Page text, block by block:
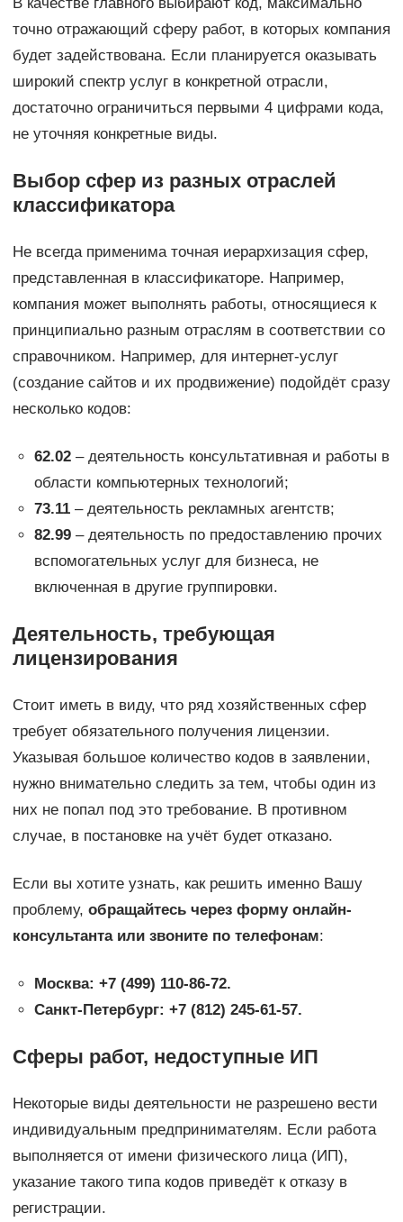
точно отражающий сферу работ, в которых компания
будет задействована. Если планируется оказывать
широкий спектр услуг в конкретной отрасли,
достаточно ограничиться первыми 4 цифрами кода,
не уточняя конкретные виды.
Выбор сфер из разных отраслей
классификатора
Не всегда применима точная иерархизация сфер,
представленная в классификаторе. Например,
компания может выполнять работы, относящиеся к
принципиально разным отраслям в соответствии со
справочником. Например, для интернет-услуг
(создание сайтов и их продвижение) подойдёт сразу
несколько кодов:
62.02– деятельность консультативная и работы в
области компьютерных технологий;
73.11– деятельность рекламных агентств;
82.99– деятельность по предоставлению прочих
вспомогательных услуг для бизнеса, не
включенная в другие группировки.
Деятельность, требующая
лицензирования
Стоит иметь в виду, что ряд хозяйственных сфер
требует обязательного получения лицензии.
Указывая большое количество кодов в заявлении,
нужно внимательно следить за тем, чтобы один из
них не попал под это требование. В противном
случае, в постановке на учёт будет отказано.
Если вы хотите узнать, как решить именно Вашу
проблему, обращайтесь через форму онлайн-
консультанта или звоните по телефонам:
Москва: +7 (499) 110-86-72.
Санкт-Петербург: +7 (812) 245-61-57.
Сферы работ, недоступные ИП
Некоторые виды деятельности не разрешено вести
индивидуальным предпринимателям. Если работа
выполняется от имени физического лица (ИП),
указание такого типа кодов приведёт к отказу в
регистрации.